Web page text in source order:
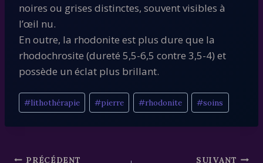
noires ou grises distinctes, souvent visibles à
l’œil nu.
En outre, la rhodonite est plus dure que la
rhodochrosite (dureté 5,5-6,5 contre 3,5-4) et
possède un éclat plus brillant.
Étiquettes
de
la
#lithothérapie #pierre #rhodonite #soins
PRÉCÉDENT SUIVANT